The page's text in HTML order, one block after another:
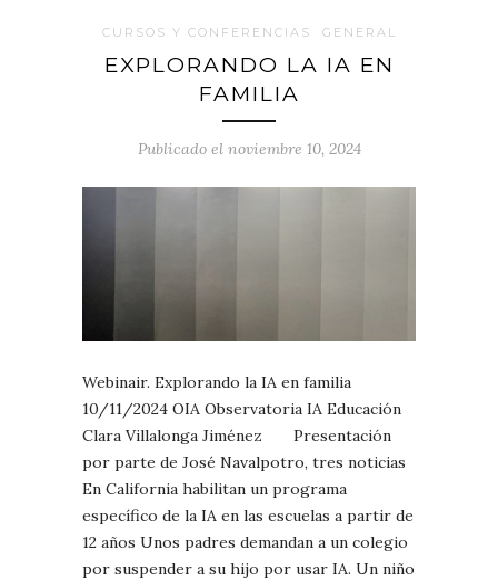
CURSOS Y CONFERENCIAS GENERAL
EXPLORANDO LA IA EN
FAMILIA
Publicado el noviembre 10, 2024
Webinair. Explorando la IA en familia
10/11/2024 OIA Observatoria IA Educación
Clara Villalonga Jiménez Presentación
por parte de José Navalpotro, tres noticias
En California habilitan un programa
específico de la IA en las escuelas a partir de
12 años Unos padres demandan a un colegio
por suspender a su hijo por usar IA. Un niño